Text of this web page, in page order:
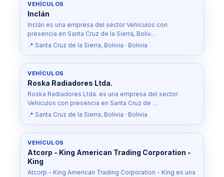
VEHÍCULOS
Inclán
Inclán es una empresa del sector Vehículos con
presencia en Santa Cruz de la Sierra, Boliv…
📍 Santa Cruz de la Sierra, Bolivia · Bolivia
VEHÍCULOS
Roska Radiadores Ltda.
Roska Radiadores Ltda. es una empresa del sector
Vehículos con presencia en Santa Cruz de …
📍 Santa Cruz de la Sierra, Bolivia · Bolivia
VEHÍCULOS
Atcorp - King American Trading Corporation -
King
Atcorp - King American Trading Corporation - King es una